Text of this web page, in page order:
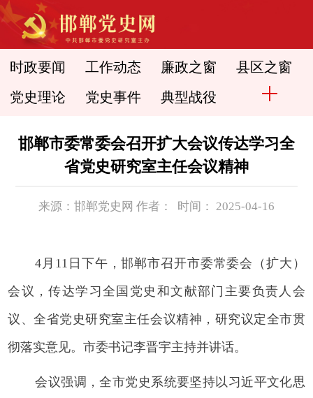
时政要闻 工作动态 廉政之窗 县区之窗
党史理论 党史事件 典型战役
邯郸市委常委会召开扩大会议传达学习全
省党史研究室主任会议精神
来源：邯郸党史网 作者： 时间： 2025-04-16
4月11日下午，邯郸市召开市委常委会（扩大）
会议，传达学习全国党史和文献部门主要负责人会
议、全省党史研究室主任会议精神，研究议定全市贯
彻落实意见。市委书记李晋宇主持并讲话。
会议强调，全市党史系统要坚持以习近平文化思